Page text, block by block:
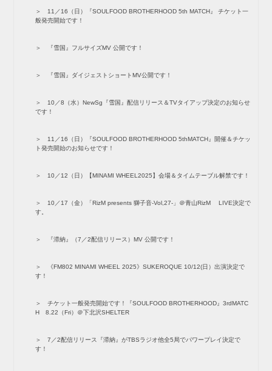
11／16（日）『SOULFOOD BROTHERHOOD 5th MATCH』 チケット一
般発売開始です！
『雪国』フルサイズMV 公開です！
『雪国』ダイジェストショートMV公開です！
10／8（水）NewSg『雪国』配信リリース＆TVタイアップ決定のお知らせ
です！
11／16（日）『SOULFOOD BROTHERHOOD 5thMATCH』開催＆チケッ
ト発売開始のお知らせです！
10／12（日）【MINAMI WHEEL2025】会場＆タイムテーブル解禁です！
10／17（金）「RizM presents 獅子音-Vol,27-」＠青山RizM LIVE決定で
す。
『滞納』（7／2配信リリース）MV 公開です！
《FM802 MINAMI WHEEL 2025》SUKEROQUE 10/12(日）出演決定で
す！
チケット一般発売開始です！『SOULFOOD BROTHERHOOD』3rdMATC
H 8.22（Fri）＠下北沢SHELTER
7／2配信リリース『滞納』がTBSラジオ他全5局でパワープレイ決定で
す！